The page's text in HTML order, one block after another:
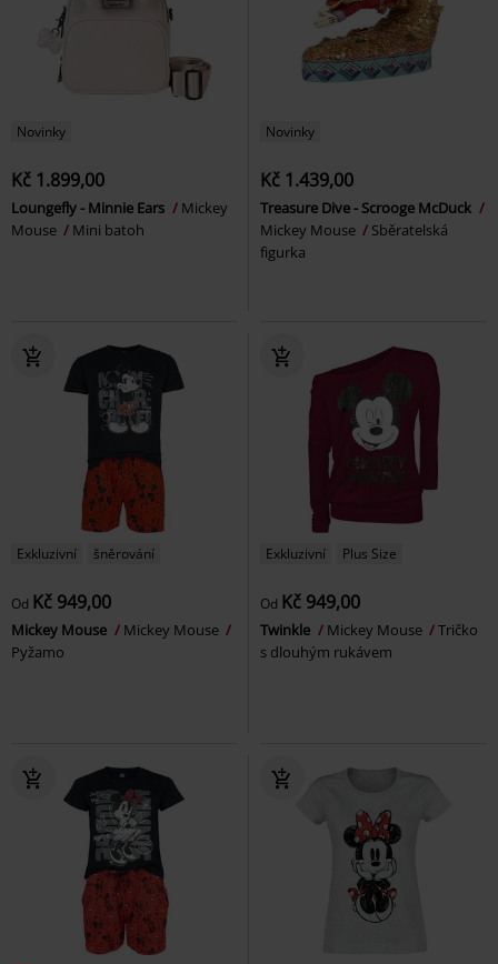
Novinky
Kč 1.899,00
Loungefly - Minnie Ears
Mickey
Mouse
Mini batoh
Novinky
Kč 1.439,00
Treasure Dive - Scrooge McDuck
Mickey Mouse
Sběratelská
figurka
Exkluzivní šněrování
Od Kč 949,00
Mickey Mouse
Mickey Mouse
Pyžamo
Exkluzivní Plus Size
Od Kč 949,00
Twinkle Mickey Mouse
Tričko
s dlouhým rukávem